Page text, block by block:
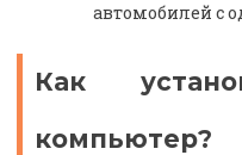
автомобилей с
Как
компьютер?